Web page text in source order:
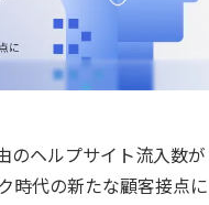
のヘルプサイト流入数が
代の新たな顧客接点に